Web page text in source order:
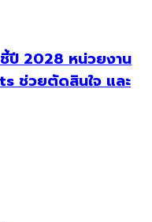
ปี 2028 หน่วยงาน
ช่วยตัดสินใจ และ